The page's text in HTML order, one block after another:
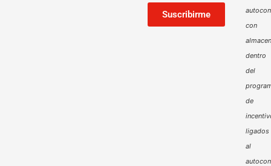
Suscribirme
con
dentro
del
de
ligados
al